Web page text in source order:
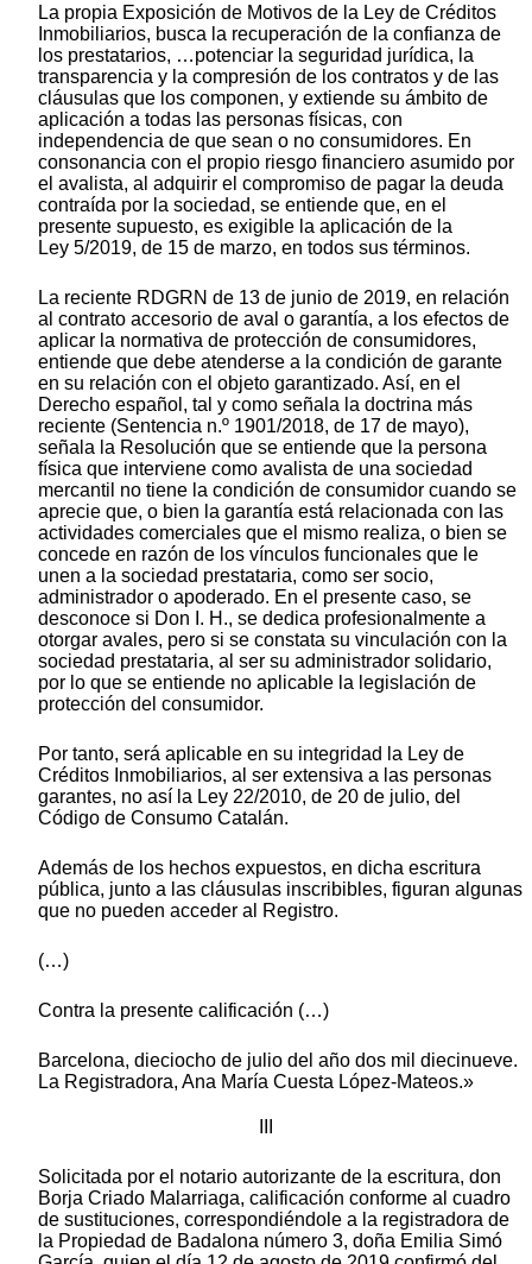
La propia Exposición de Motivos de la Ley de Créditos
Inmobiliarios, busca la recuperación de la confianza de
los prestatarios, …potenciar la seguridad jurídica, la
transparencia y la compresión de los contratos y de las
cláusulas que los componen, y extiende su ámbito de
aplicación a todas las personas físicas, con
independencia de que sean o no consumidores. En
consonancia con el propio riesgo financiero asumido por
el avalista, al adquirir el compromiso de pagar la deuda
contraída por la sociedad, se entiende que, en el
presente supuesto, es exigible la aplicación de la
Ley 5/2019, de 15 de marzo, en todos sus términos.
La reciente RDGRN de 13 de junio de 2019, en relación
al contrato accesorio de aval o garantía, a los efectos de
aplicar la normativa de protección de consumidores,
entiende que debe atenderse a la condición de garante
en su relación con el objeto garantizado. Así, en el
Derecho español, tal y como señala la doctrina más
reciente (Sentencia n.º 1901/2018, de 17 de mayo),
señala la Resolución que se entiende que la persona
física que interviene como avalista de una sociedad
mercantil no tiene la condición de consumidor cuando se
aprecie que, o bien la garantía está relacionada con las
actividades comerciales que el mismo realiza, o bien se
concede en razón de los vínculos funcionales que le
unen a la sociedad prestataria, como ser socio,
administrador o apoderado. En el presente caso, se
desconoce si Don I. H., se dedica profesionalmente a
otorgar avales, pero si se constata su vinculación con la
sociedad prestataria, al ser su administrador solidario,
por lo que se entiende no aplicable la legislación de
protección del consumidor.
Por tanto, será aplicable en su integridad la Ley de
Créditos Inmobiliarios, al ser extensiva a las personas
garantes, no así la Ley 22/2010, de 20 de julio, del
Código de Consumo Catalán.
Además de los hechos expuestos, en dicha escritura
pública, junto a las cláusulas inscribibles, figuran algunas
que no pueden acceder al Registro.
(…)
Contra la presente calificación (…)
Barcelona, dieciocho de julio del año dos mil diecinueve.
La Registradora, Ana María Cuesta López-Mateos.»
Solicitada por el notario autorizante de la escritura, don
Borja Criado Malarriaga, calificación conforme al cuadro
de sustituciones, correspondiéndole a la registradora de
la Propiedad de Badalona número 3, doña Emilia Simó